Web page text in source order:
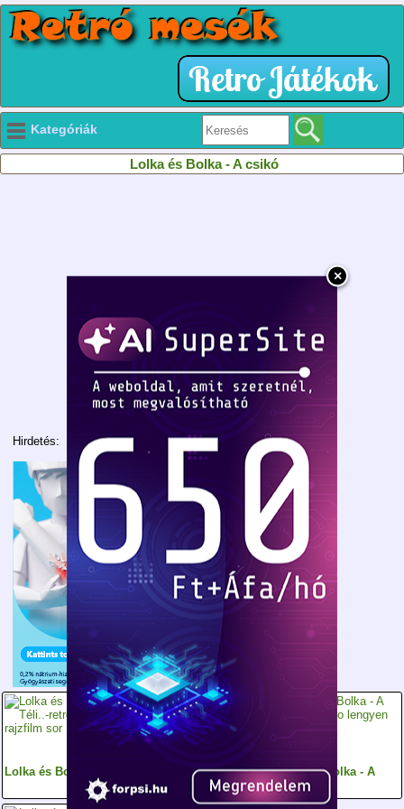
×
Kategóriák
Lolka és Bolka - A csikó
Hirdetés:
Lolka és Bolka - Téli..
Lolka és Bolka -
Kempingezés
Lolka és Bolka - A
csikó